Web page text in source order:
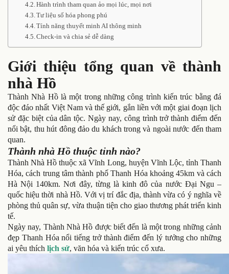
Hành trình tham quan ảo mọi lúc, mọi nơi
Tư liệu số hóa phong phú
Tính năng thuyết minh AI thông minh
Check-in và chia sẻ dễ dàng
Giới thiệu tổng quan về thành
nhà Hồ
Thành Nhà Hồ là một trong những công trình kiến trúc bằng đá
độc đáo nhất Việt Nam và thế giới, gắn liền với một giai đoạn lịch
sử đặc biệt của dân tộc. Ngày nay, công trình trở thành điểm đến
nổi bật, thu hút đông đảo du khách trong và ngoài nước đến tham
quan.
Thành nhà Hồ thuộc tỉnh nào?
Thành Nhà Hồ thuộc xã Vĩnh Long, huyện Vĩnh Lộc, tỉnh Thanh
Hóa, cách trung tâm thành phố Thanh Hóa khoảng 45km và cách
Hà Nội 140km. Nơi đây, từng là kinh đô của nước Đại Ngu –
quốc hiệu thời nhà Hồ. Với vị trí đắc địa, thành vừa có ý nghĩa về
phòng thủ quân sự, vừa thuận tiện cho giao thương phát triển kinh
tế.
Ngày nay, Thành Nhà Hồ được biết đến là một trong những cảnh
đẹp Thanh Hóa nổi tiếng trở thành điểm đến lý tưởng cho những
ai yêu thích lịch sử, văn hóa và kiến trúc cổ xưa.